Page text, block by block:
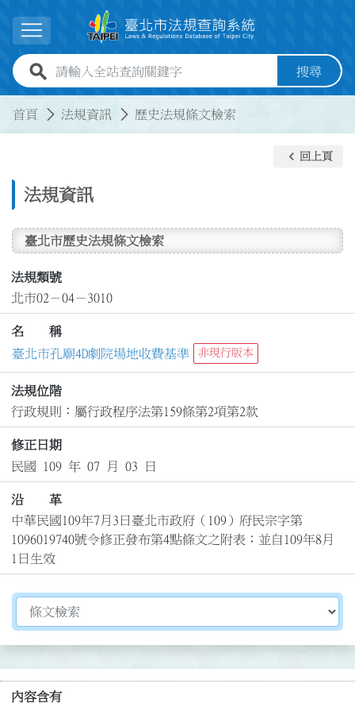
展開選單
全站查詢關鍵字欄位 搜尋
首頁 法規資訊 歷史法規條文檢索
法規資訊
keyboard_arrow_left 回上頁
臺北市歷史法規條文檢索
法規類號
北市02－04－3010
名 稱
臺北市孔廟4D劇院場地收費基準
非現行版本
法規位階
行政規則：屬行政程序法第159條第2項第2款
修正日期
民國 109 年 07 月 03 日
沿 革
中華民國109年7月3日臺北市政府（109）府民宗字第
1096019740號令修正發布第4點條文之附表；並自109年8月
1日生效
切換選擇法規資訊內容
內容含有